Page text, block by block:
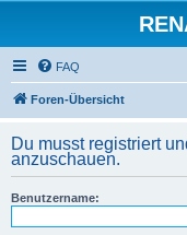
FAQ
Foren-Übersicht
Du musst registriert
anzuschauen.
Benutzername: